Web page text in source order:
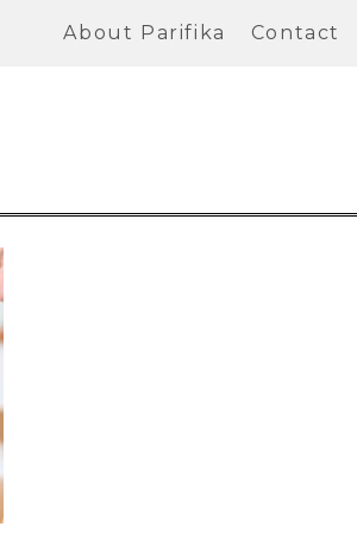
About Parifika Contact